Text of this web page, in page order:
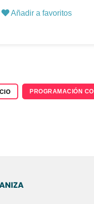
Añadir a favoritos
PROGRAMACIÓN